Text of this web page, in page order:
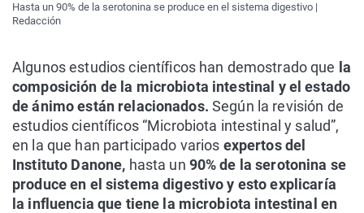
Hasta un 90% de la serotonina se produce en el sistema digestivo |
Redacción
Algunos estudios científicos han demostrado que la
composición de la microbiota intestinal y el estado
de ánimo están relacionados. Según la revisión de
estudios científicos “Microbiota intestinal y salud”,
en la que han participado varios expertos del
Instituto Danone, hasta un 90% de la serotonina se
produce en el sistema digestivo y esto explicaría
la influencia que tiene la microbiota intestinal en